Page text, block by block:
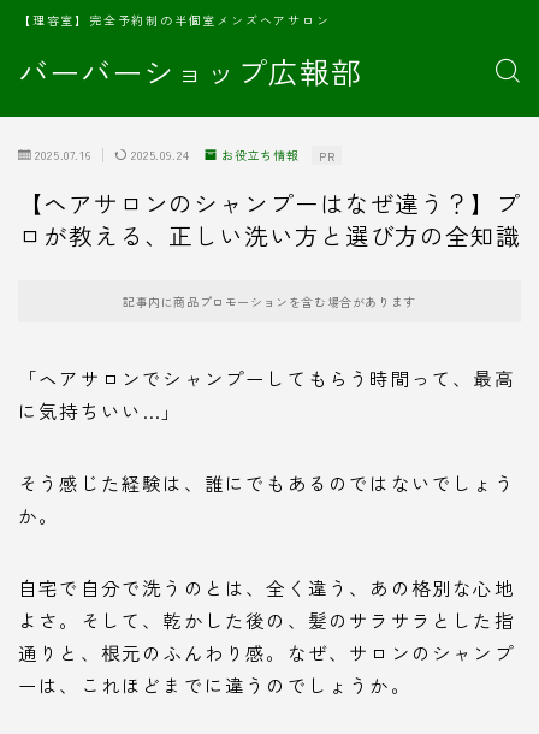
バーバーショップ広報部
【理容室】完全予約制の半個室メンズヘアサロン
2025.07.16 2025.09.24 お役立ち情報 PR
【ヘアサロンのシャンプーはなぜ違う？】プ
ロが教える、正しい洗い方と選び方の全知識
記事内に商品プロモーションを含む場合があります
「ヘアサロンでシャンプーしてもらう時間って、最高
に気持ちいい…」
そう感じた経験は、誰にでもあるのではないでしょう
か。
自宅で自分で洗うのとは、全く違う、あの格別な心地
よさ。そして、乾かした後の、髪のサラサラとした指
通りと、根元のふんわり感。なぜ、サロンのシャンプ
ーは、これほどまでに違うのでしょうか。